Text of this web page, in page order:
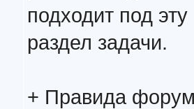
подходит под
раздел задачи.
+ Правида